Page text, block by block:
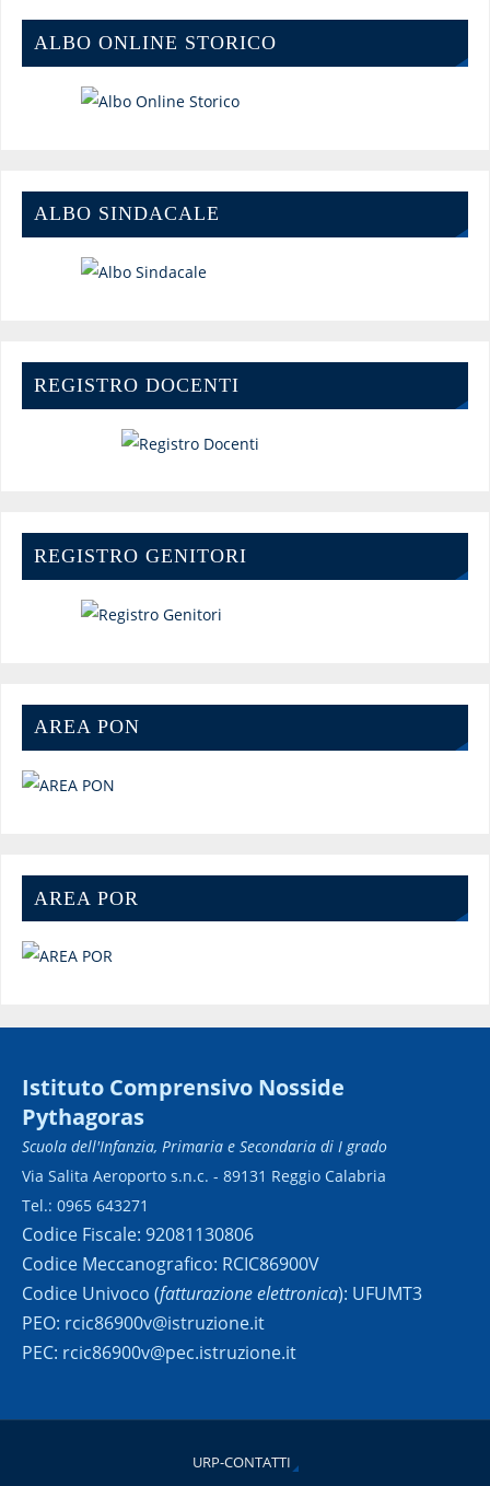
ALBO ONLINE STORICO
ALBO SINDACALE
REGISTRO DOCENTI
REGISTRO GENITORI
AREA PON
AREA POR
Istituto Comprensivo Nosside
Pythagoras
Scuola dell'Infanzia, Primaria e Secondaria di I grado
Via Salita Aeroporto s.n.c. - 89131 Reggio Calabria
Tel.: 0965 643271
Codice Fiscale: 92081130806
Codice Meccanografico: RCIC86900V
Codice Univoco (fatturazione elettronica): UFUMT3
PEO: rcic86900v@istruzione.it
PEC: rcic86900v@pec.istruzione.it
URP-CONTATTI